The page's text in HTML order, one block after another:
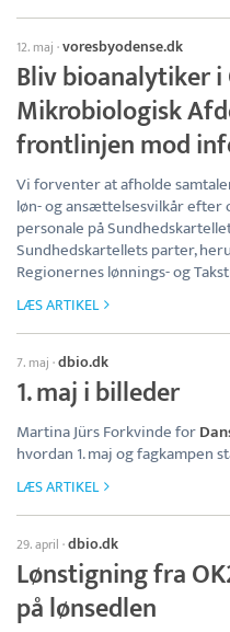
12. maj ·voresbyodense.dk
Bliv bioanalytiker i
Mikrobiologisk
frontlinjen mod
Vi forventer at afholde
løn- og ansættelsesvilkår
personale på
Sundhedskartellets parter,
Regionernes lønnings- og
LÆS ARTIKEL
7. maj ·dbio.dk
1. maj i billeder
Martina Jürs Forkvinde for
hvordan 1. maj og fagkampen
LÆS ARTIKEL
29. april ·dbio.dk
Lønstigning fra
på lønsedlen